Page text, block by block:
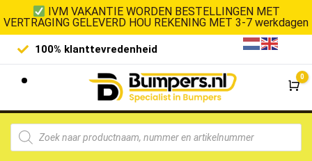
IVM VAKANTIE WORDEN BESTELLINGEN MET
VERTRAGING GELEVERD HOU REKENING MET 3-7 werkdagen
100% klanttevredenheid
0